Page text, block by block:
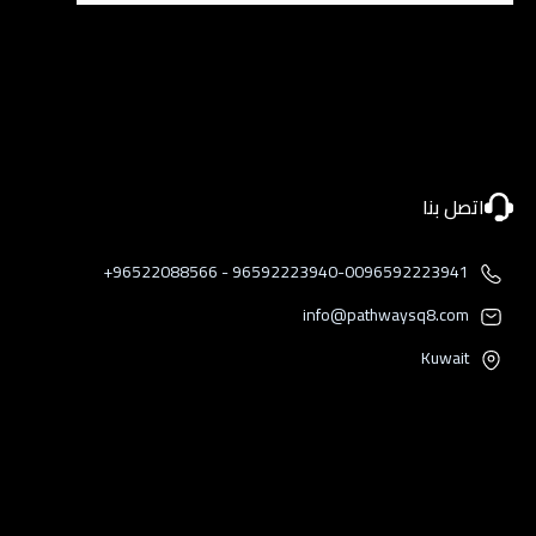
اتصل بنا
96592223940-0096592223941 - 96522088566+
info@pathwaysq8.com
Kuwait